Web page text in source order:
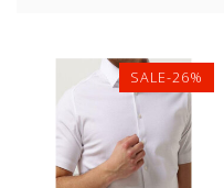
SALE-26%